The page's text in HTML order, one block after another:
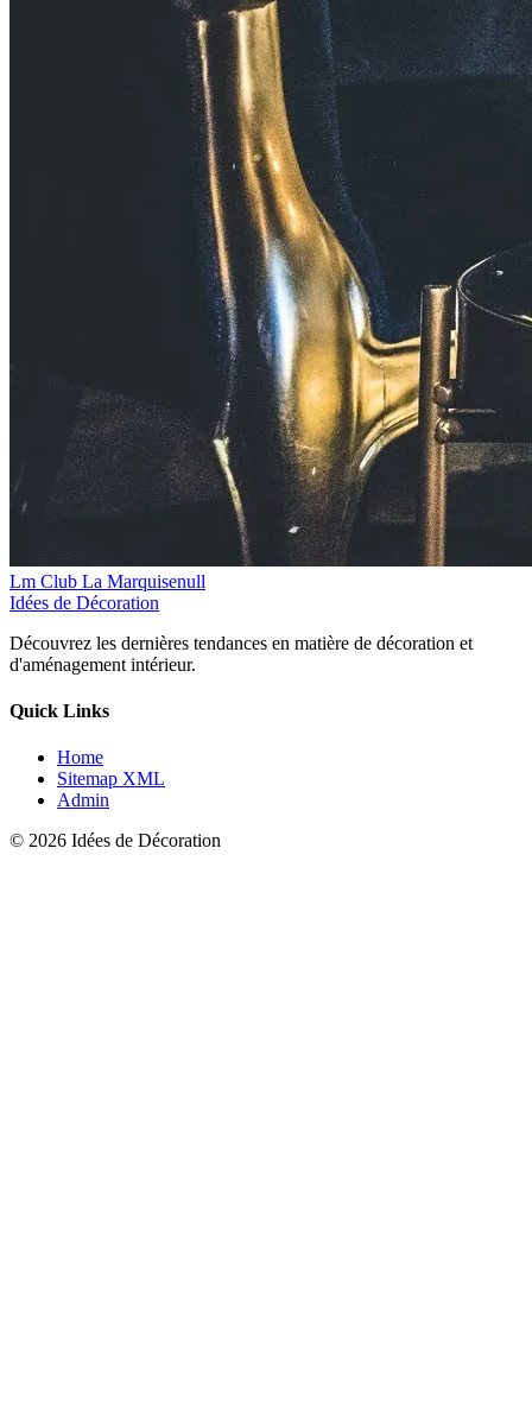
Lm Club La Marquisenull
Idées de Décoration
Découvrez les dernières tendances en matière de décoration et
d'aménagement intérieur.
Quick Links
Home
Sitemap XML
Admin
© 2026 Idées de Décoration